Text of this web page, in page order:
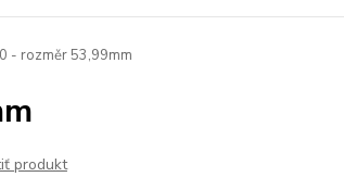
- rozměr 53,99mm
produkt